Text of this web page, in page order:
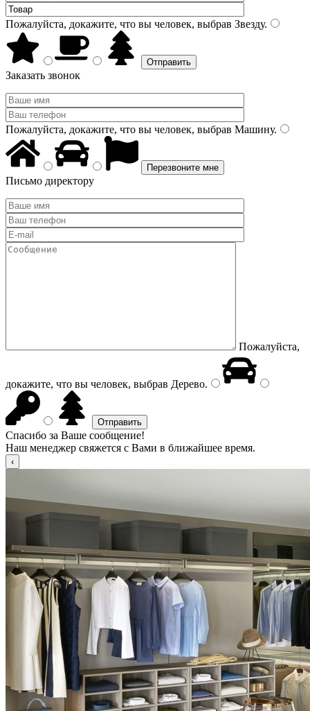
Пожалуйста, докажите, что вы человек, выбрав Звезду.
Заказать звонок
Пожалуйста, докажите, что вы человек, выбрав Машину.
Письмо директору
Пожалуйста,
докажите, что вы человек, выбрав Дерево.
Спасибо за Ваше сообщение!
Наш менеджер свяжется с Вами в ближайшее время.